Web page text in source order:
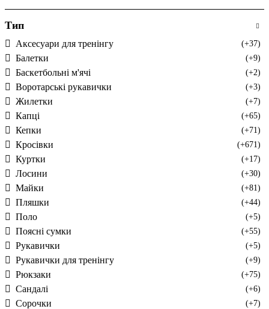
Тип
Аксесуари для тренінгу (+37)
Балетки (+9)
Баскетбольні м'ячі (+2)
Воротарські рукавички (+3)
Жилетки (+7)
Капці (+65)
Кепки (+71)
Кросівки (+671)
Куртки (+17)
Лосини (+30)
Майки (+81)
Пляшки (+44)
Поло (+5)
Поясні сумки (+55)
Рукавички (+5)
Рукавички для тренінгу (+9)
Рюкзаки (+75)
Сандалі (+6)
Сорочки (+7)